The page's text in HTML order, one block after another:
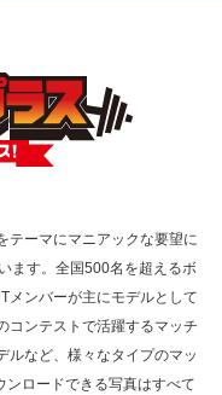
「ONE MORNING」
テーマにマニアックな要望に
ます。全国500名を超えるボ
メンバーが主にモデルとして
コンテストで活躍するマッチ
ルなど、様々なタイプのマッ
ンロードできる写真はすべて